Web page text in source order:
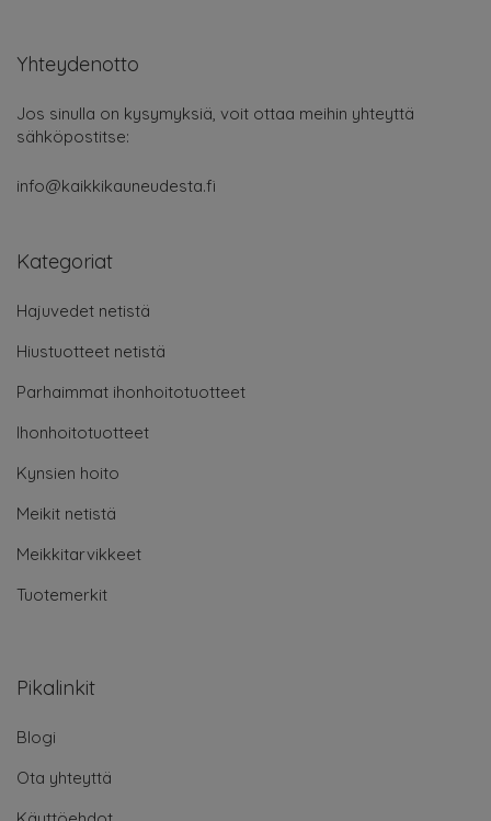
Yhteydenotto
Jos sinulla on kysymyksiä, voit ottaa meihin yhteyttä
sähköpostitse:
info@kaikkikauneudesta.fi
Kategoriat
Hajuvedet netistä
Hiustuotteet netistä
Parhaimmat ihonhoitotuotteet
Ihonhoitotuotteet
Kynsien hoito
Meikit netistä
Meikkitarvikkeet
Tuotemerkit
Pikalinkit
Blogi
Ota yhteyttä